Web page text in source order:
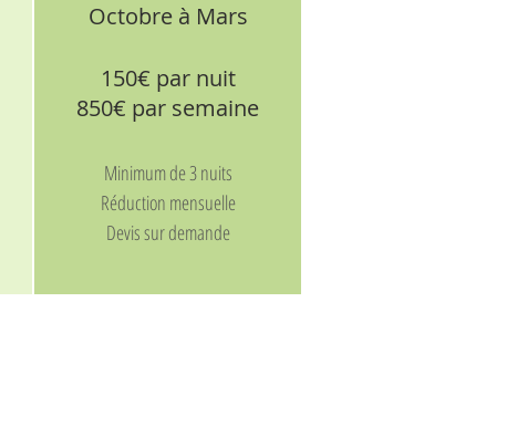
Octobre à Mars
150€ par nuit
850€ par semaine
Minimum de 3 nuits
Réduction mensuelle
Devis sur demande